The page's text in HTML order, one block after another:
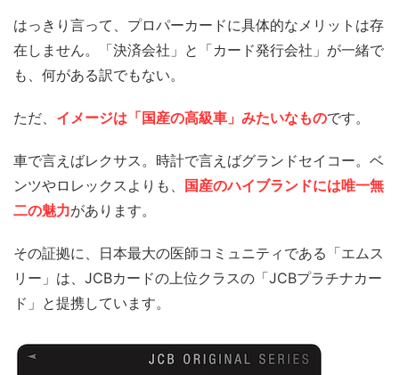
はっきり言って、プロパーカードに具体的なメリットは存
在しません。「決済会社」と「カード発行会社」が一緒で
も、何がある訳でもない。
ただ、 イメージは「国産の高級車」みたいなものです。
車で言えばレクサス。時計で言えばグランドセイコー。ベ
ンツやロレックスよりも、 国産のハイブランドには唯一無
二の魅力があります。
その証拠に、日本最大の医師コミュニティである「エムス
リー」は、JCBカードの上位クラスの「JCBプラチナカー
ド」と提携しています。